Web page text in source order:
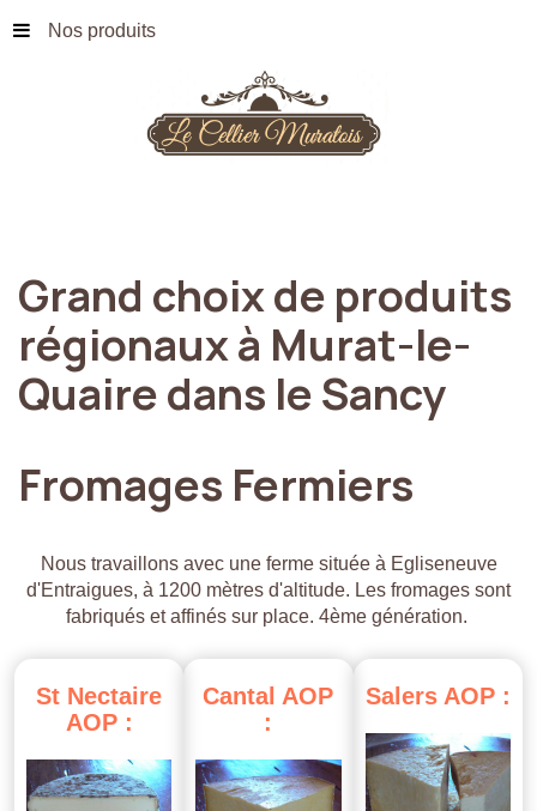
Nos produits
Grand choixde produits
régionauxà Murat-le-
Quairedans leSancy
Fromages Fermiers
Nous travaillons avec une ferme située à Egliseneuve
d'Entraigues, à 1200 mètres d'altitude. Les fromages sont
fabriqués et affinés sur place. 4ème génération.
St Nectaire
AOP :
Cantal AOP
:
Salers AOP :